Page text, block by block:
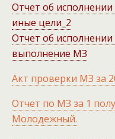
Отчет об
иные цели_2
Отчет об
выполнение МЗ
Акт проверки МЗ за
Отчет по МЗ за 1
Молодежный.